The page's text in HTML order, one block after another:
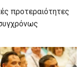
προτεραιότητες